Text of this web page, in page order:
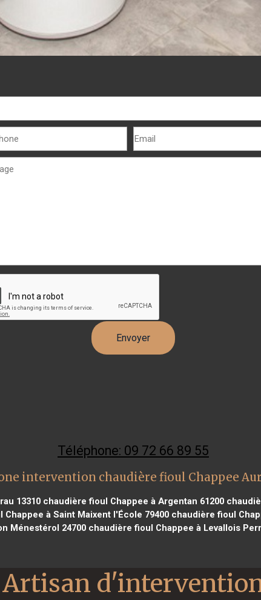
Téléphone: 09 72 66 89 55
intervention chaudière fioul Chappee
13310chaudière fioul Chappee à Argentan 61200
à Saint Maixent l'École 79400 chaudière fioul
Ménestérol 24700 chaudière fioul Chappee à Levallois
Artisan